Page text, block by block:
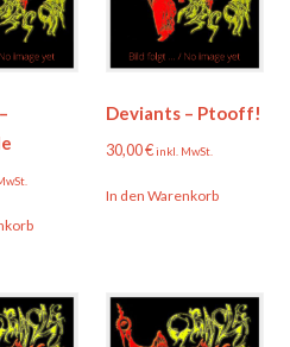
Deviants – Ptooff!
30,00€inkl. MwSt.
In den Warenkorb